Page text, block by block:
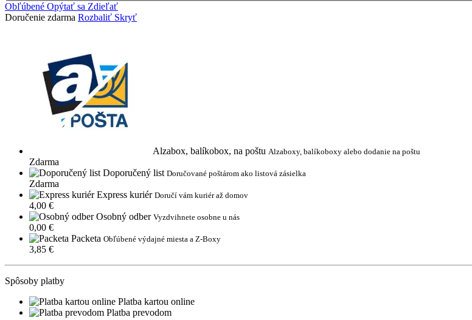
Obľúbené Opýtať sa Zdieľať
Doručenie zdarma Rozbaliť Skryť
Alzabox, balíkobox, na poštu Alzaboxy, balíkoboxy alebo dodanie na poštu
Zdarma
Doporučený list Doručované poštárom ako listová zásielka
Zdarma
Express kuriér Doručí vám kuriér až domov
4,00 €
Osobný odber Vyzdvihnete osobne u nás
0,00 €
Packeta Obľúbené výdajné miesta a Z-Boxy
3,85 €
Spôsoby platby
Platba kartou online
Platba prevodom